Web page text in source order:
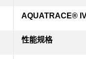
AQUATRACE®
性能规格